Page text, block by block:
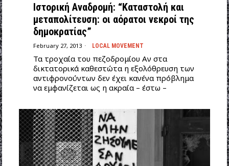
Ιστορική Αναδρομή: “Kαταστολή και
μεταπολίτευση: οι αόρατοι νεκροί της
δημοκρατίας”
February 27, 2013 LOCAL MOVEMENT
Τα τροχαία του πεζοδρομίου Αν στα
δικτατορικά καθεστώτα η εξολόθρευση των
αντιφρονούντων δεν έχει κανένα πρόβλημα
να εμφανίζεται ως η ακραία – έστω –